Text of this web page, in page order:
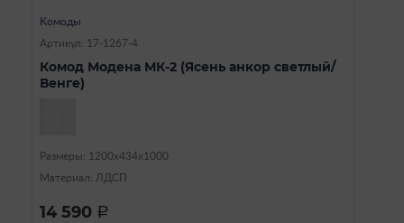
Комоды
Артикул: 17-1267-4
Комод Модена МК-2 (Ясень анкор светлый/
Венге)
Размеры: 1200х434х1000
Материал: ЛДСП
14 590 a